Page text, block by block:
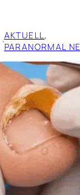
·AKTUELL
PARANORMAL